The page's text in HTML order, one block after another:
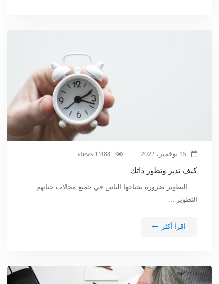
15 نوفمبر، 2022 1٬488 views
كيف تدير وتطور ذاتك
التطوير ضرورة يحتاجها الناس في جميع مجالات حياتهم.
التطوير …
اقرأ أكثر